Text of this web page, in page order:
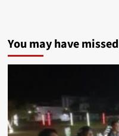
You may have missed